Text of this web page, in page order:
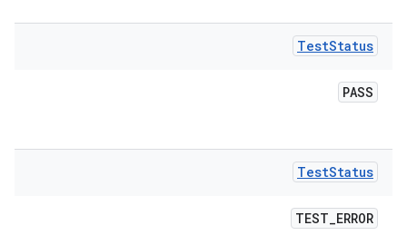
TestStatus
PASS
TestStatus
TEST_ERROR